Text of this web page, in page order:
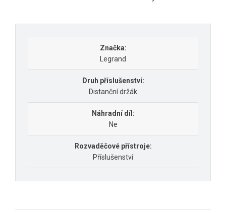
Značka:
Legrand
Druh příslušenství:
Distanční držák
Náhradní díl:
Ne
Rozvaděčové přístroje:
Příslušenství